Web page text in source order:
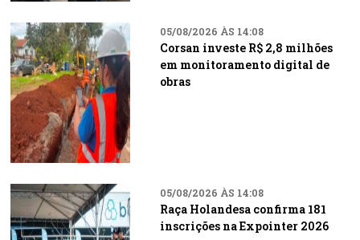
05/08/2026 ÀS 14:08
Corsan investe R$ 2,8 milhões
em monitoramento digital de
obras
05/08/2026 ÀS 14:08
Raça Holandesa confirma 181
inscrições na Expointer 2026